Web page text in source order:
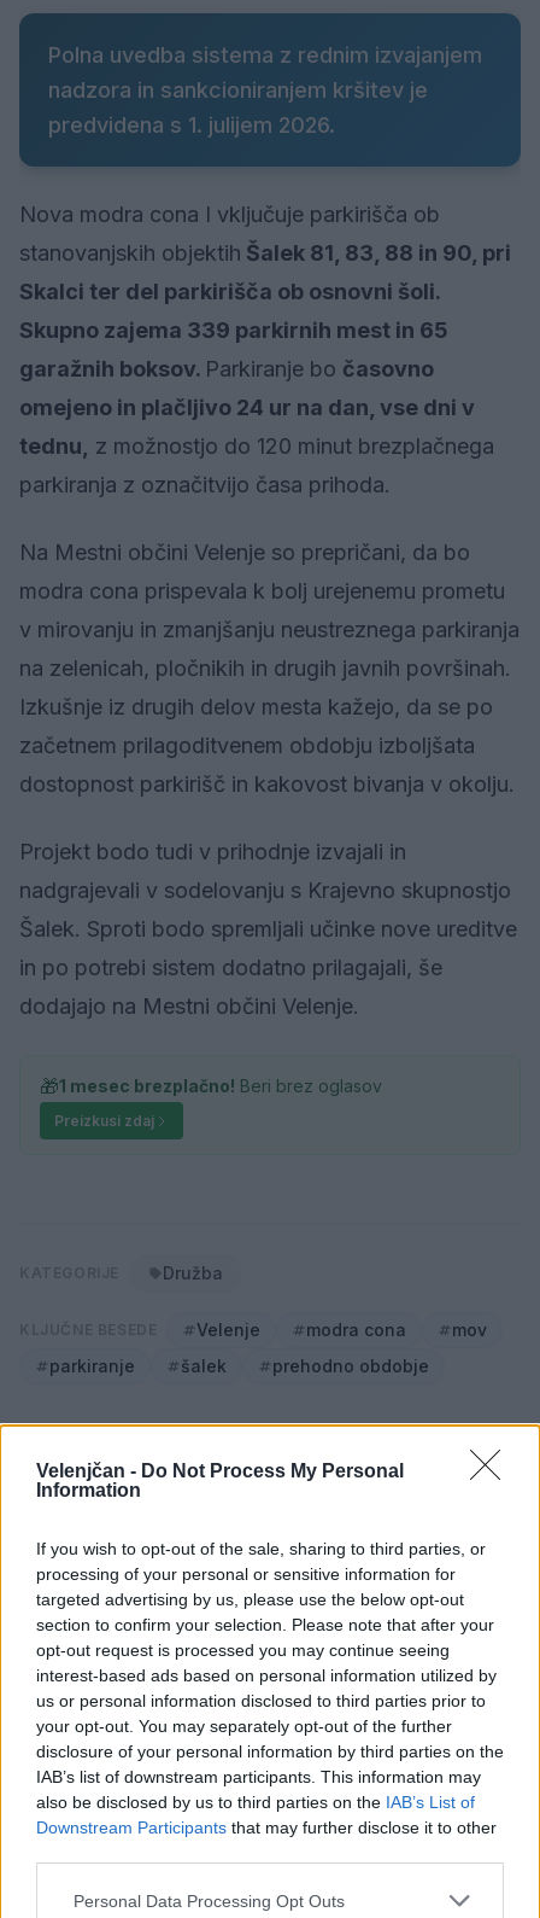
Velenjčan - Do Not Process My Personal
Information
If you wish to opt-out of the sale, sharing to third parties, or
processing of your personal or sensitive information for
targeted advertising by us, please use the below opt-out
section to confirm your selection. Please note that after your
opt-out request is processed you may continue seeing
interest-based ads based on personal information utilized by
us or personal information disclosed to third parties prior to
your opt-out. You may separately opt-out of the further
disclosure of your personal information by third parties on the
IAB’s list of downstream participants. This information may
also be disclosed by us to third parties on the IAB’s List of
Downstream Participants that may further disclose it to other
Personal Data Processing Opt Outs
Polna uvedba sistema z rednim izvajanjem
nadzora in sankcioniranjem kršitev je
predvidena s 1. julijem 2026.
Nova modra cona I vključuje parkirišča ob
stanovanjskih objektih Šalek 81, 83, 88 in 90, pri
Skalci ter del parkirišča ob osnovni šoli.
Skupno zajema 339 parkirnih mest in 65
garažnih boksov. Parkiranje bo časovno
omejeno in plačljivo 24 ur na dan, vse dni v
tednu, z možnostjo do 120 minut brezplačnega
parkiranja z označitvijo časa prihoda.
Na Mestni občini Velenje so prepričani, da bo
modra cona prispevala k bolj urejenemu prometu
v mirovanju in zmanjšanju neustreznega parkiranja
na zelenicah, pločnikih in drugih javnih površinah.
Izkušnje iz drugih delov mesta kažejo, da se po
začetnem prilagoditvenem obdobju izboljšata
dostopnost parkirišč in kakovost bivanja v okolju.
Projekt bodo tudi v prihodnje izvajali in
nadgrajevali v sodelovanju s Krajevno skupnostjo
Šalek. Sproti bodo spremljali učinke nove ureditve
in po potrebi sistem dodatno prilagajali, še
dodajajo na Mestni občini Velenje.
🎁1 mesec brezplačno! Beri brez oglasov
Preizkusi zdaj
Družba
Velenje modra cona
mov
parkiranje
šalek prehodno obdobje
Sorodno
Kam čez vikend v Velenju: K obisku
vabi Poletni bolšji sejem
7. avgust 2026
Dež bo prekinil vročinski val, a le za
kratek čas
7. avgust 2026
Jutrišnje Sobotne lutkarije vabijo
otroke na predstavo "Fuj, gosenica!"